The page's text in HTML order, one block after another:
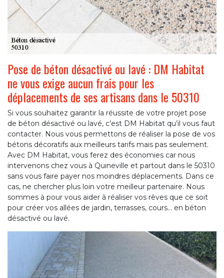
Pose de béton désactivé ou lavé : DM Habitat
ne vous exige aucun frais pour les
déplacements de ses artisans dans le 50310
Si vous souhaitez garantir la réussite de votre projet pose
de béton désactivé ou lavé, c’est DM Habitat qu’il vous faut
contacter. Nous vous permettons de réaliser la pose de vos
bétons décoratifs aux meilleurs tarifs mais pas seulement.
Avec DM Habitat, vous ferez des économies car nous
intervenons chez vous à Quineville et partout dans le 50310
sans vous faire payer nos moindres déplacements. Dans ce
cas, ne chercher plus loin votre meilleur partenaire. Nous
sommes à pour vous aider à réaliser vos rêves que ce soit
pour créer vos allées de jardin, terrasses, cours… en béton
désactivé ou lavé.